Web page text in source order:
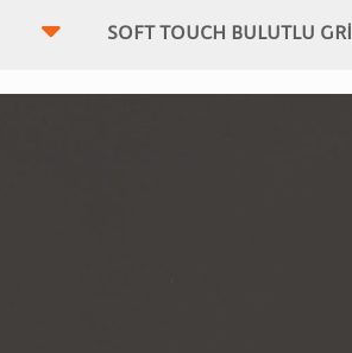
SOFT TOUCH BULUTLU GRİ